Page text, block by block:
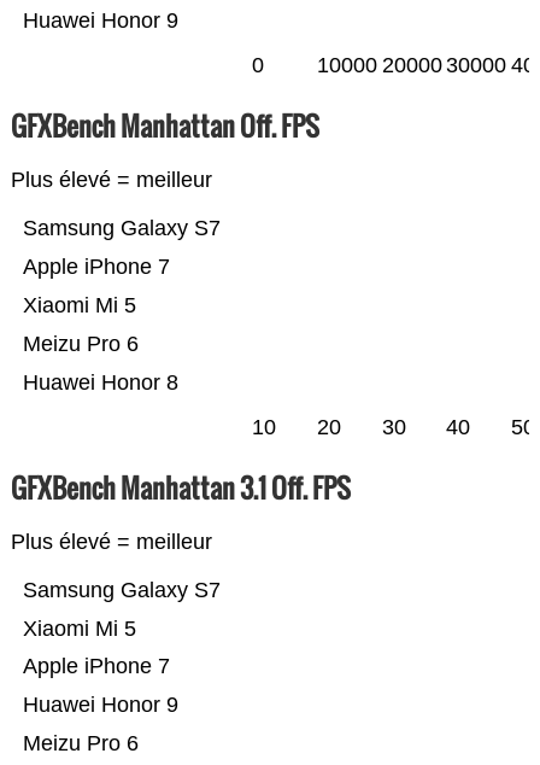
Huawei Honor 9
0 10000 2000030000
GFXBench Manhattan Off. FPS
Plus élevé = meilleur
Huawei Honor 8
Meizu Pro 6
Xiaomi Mi 5
Apple iPhone 7
Samsung Galaxy S7
10 20 30 40 50
GFXBench Manhattan 3.1 Off. FPS
Plus élevé = meilleur
Meizu Pro 6
Huawei Honor 9
Apple iPhone 7
Xiaomi Mi 5
Samsung Galaxy S7